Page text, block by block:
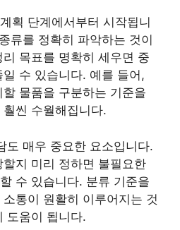
획 단계에서부터 시작됩니
류를 정확히 파악하는 것이
목표를 명확히 세우면 중
수 있습니다. 예를 들어,
물품을 구분하는 기준을
씬 수월해집니다.
도 매우 중요한 요소입니다.
지 미리 정하면 불필요한
수 있습니다. 분류 기준을
통이 원활히 이루어지는 것
도움이 됩니다.